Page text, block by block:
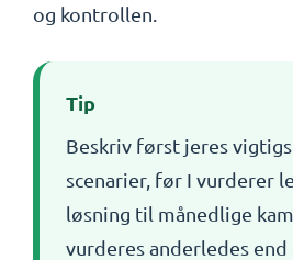
og kontrollen.
Tip
Beskriv først jeres
scenarier, før I vurderer
løsning til månedlige
vurderes anderledes